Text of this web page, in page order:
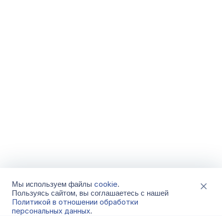
Мы используем файлы cookie.
Пользуясь сайтом, вы соглашаетесь с нашей
Политикой в отношении обработки
персональных данных.